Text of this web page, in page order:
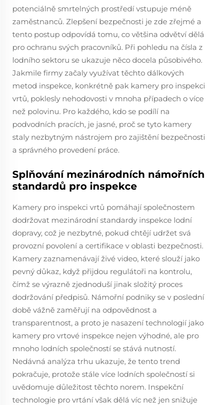
potenciálně smrtelných prostředí vstupuje méně
zaměstnanců. Zlepšení bezpečnosti je zde zřejmé a
tento postup odpovídá tomu, co většina odvětví dělá
pro ochranu svých pracovníků. Při pohledu na čísla z
lodního sektoru se ukazuje něco docela působivého.
Jakmile firmy začaly využívat těchto dálkových
metod inspekce, konkrétně pak kamery pro inspekci
vrtů, poklesly nehodovosti v mnoha případech o více
než polovinu. Pro každého, kdo se podílí na
podvodních pracích, je jasné, proč se tyto kamery
staly nezbytným nástrojem pro zajištění bezpečnosti
a správného provedení práce.
Splňování mezinárodních námořních
standardů pro inspekce
Kamery pro inspekci vrtů pomáhají společnostem
dodržovat mezinárodní standardy inspekce lodní
dopravy, což je nezbytné, pokud chtějí udržet svá
provozní povolení a certifikace v oblasti bezpečnosti.
Kamery zaznamenávají živé video, které slouží jako
pevný důkaz, když přijdou regulátoři na kontrolu,
čímž se výrazně zjednoduší jinak složitý proces
dodržování předpisů. Námořní podniky se v poslední
době vážně zaměřují na odpovědnost a
transparentnost, a proto je nasazení technologií jako
kamery pro vrtové inspekce nejen výhodné, ale pro
mnoho lodních společností se stává nutností.
Nedávná analýza trhu ukazuje, že tento trend
pokračuje, protože stále více lodních společností si
uvědomuje důležitost těchto norem. Inspekční
technologie pro vrtání však dělá víc než jen snižuje